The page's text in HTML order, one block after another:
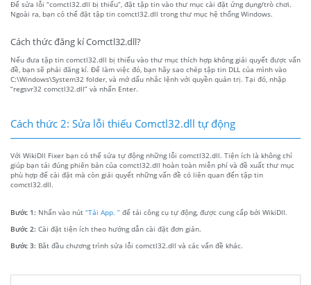
Để sửa lỗi “comctl32.dll bị thiếu”, đặt tập tin vào thư mục cài đặt ứng dụng/trò chơi.
Ngoài ra, bạn có thể đặt tập tin comctl32.dll trong thư mục hệ thống Windows.
Cách thức đăng kí Comctl32.dll?
Nếu đưa tập tin comctl32.dll bị thiếu vào thư mục thích hợp không giải quyết được vấn
đề, bạn sẽ phải đăng kí. Để làm việc đó, bạn hãy sao chép tập tin DLL của mình vào
C:\Windows\System32 folder, và mở dấu nhắc lệnh với quyền quản trị. Tại đó, nhập
“regsvr32 comctl32.dll” và nhấn Enter.
Cách thức 2: Sửa lỗi thiếu Comctl32.dll tự động
Với WikiDll Fixer bạn có thể sửa tự động những lỗi comctl32.dll. Tiện ích là không chỉ
giúp bạn tải đúng phiên bản của comctl32.dll hoàn toàn miễn phí và đề xuất thư mục
phù hợp để cài đặt mà còn giải quyết những vấn đề có liên quan đến tập tin
comctl32.dll.
Bước 1: Nhấn vào nút “Tải App. ” để tải công cụ tự động, được cung cấp bởi WikiDll.
Bước 2: Cài đặt tiện ích theo hướng dẫn cài đặt đơn giản.
Bước 3: Bắt đầu chương trình sửa lỗi comctl32.dll và các vấn đề khác.